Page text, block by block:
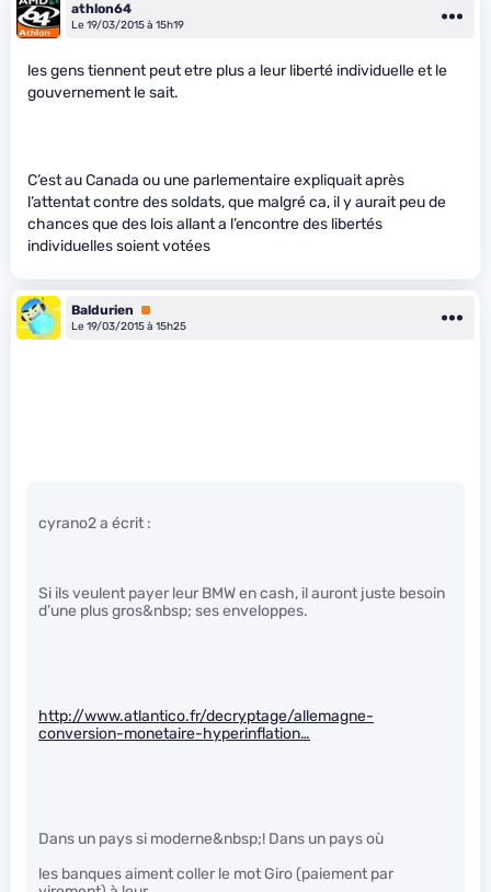
athlon64
Le 19/03/2015 à 15h19
les gens tiennent peut etre plus a leur liberté individuelle et le
gouvernement le sait.
C’est au Canada ou une parlementaire expliquait après
l’attentat contre des soldats, que malgré ca, il y aurait peu de
chances que des lois allant a l’encontre des libertés
individuelles soient votées
Baldurien
Premium
Le 19/03/2015 à 15h25
cyrano2 a écrit :
Si ils veulent payer leur BMW en cash, il auront juste besoin
d’une plus gros&nbsp; ses enveloppes.
http://www.atlantico.fr/decryptage/allemagne-
conversion-monetaire-hyperinflation…
Dans un pays si moderne&nbsp;! Dans un pays où
les banques aiment coller le mot Giro (paiement par